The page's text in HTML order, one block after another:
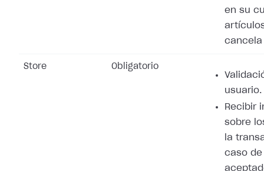
en su
cancela
Store Obligatorio
usuario.
Recibir
sobre
la
caso de